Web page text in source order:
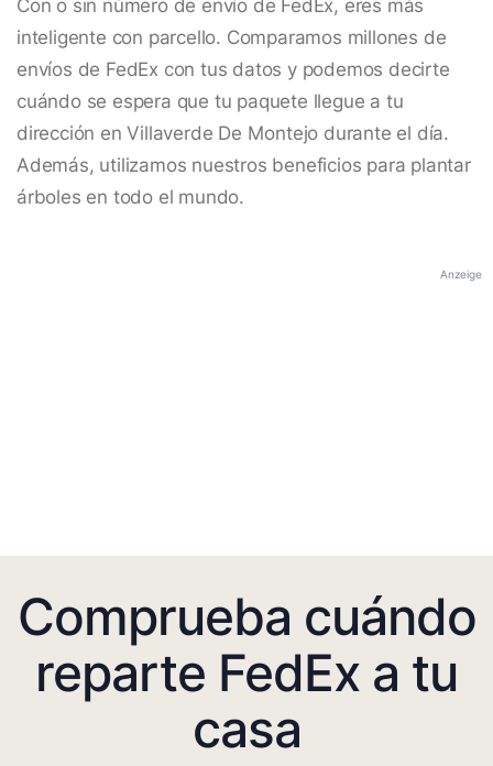
Con o sin número de envío de FedEx, eres más
inteligente con parcello. Comparamos millones de
envíos de FedEx con tus datos y podemos decirte
cuándo se espera que tu paquete llegue a tu
dirección en Villaverde De Montejo durante el día.
Además, utilizamos nuestros beneficios para plantar
árboles en todo el mundo.
Anzeige
Comprueba cuándo
reparte FedEx a tu
casa